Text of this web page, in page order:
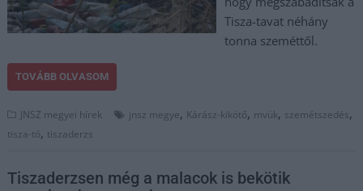
Tisza-tavat néhány
tonna szeméttől.
TOVÁBB OLVASOM
JNSZ megyei hírek jnsz megye, Kárász-kikötő, mvük, szemétszedés,
tisza-tó, tiszaderzs
Tiszaderzsen még a malacok is bekötik